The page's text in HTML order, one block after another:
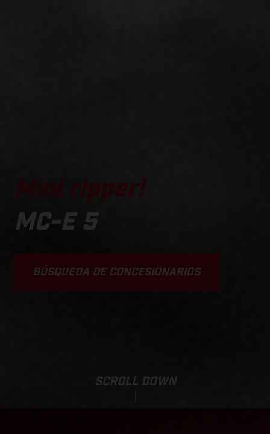
MC-E 5
BÚSQUEDA DE CONCESIONARIOS
SCROLL DOWN